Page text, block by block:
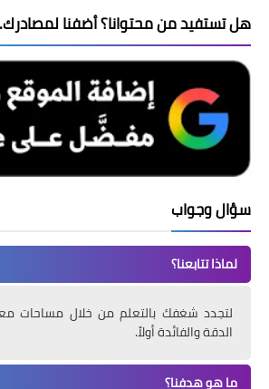
هل تستفيد من محتوانا؟ أضفنا
سؤال وجواب
لماذا تتابعنا؟
لتجدد شغفك بالتعلم من خلال مساحات
الدقة والفائدة أولاً.
ما هو هدفنا؟